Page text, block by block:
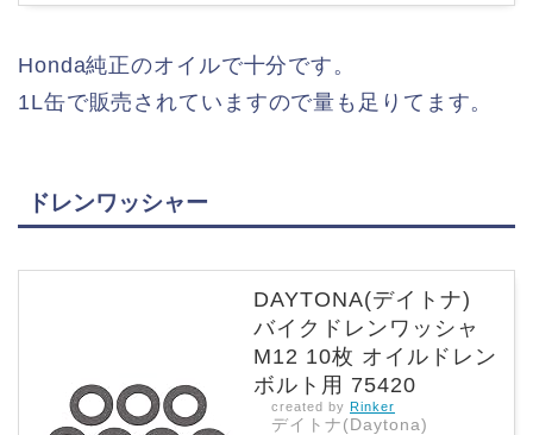
Honda純正のオイルで十分です。
1L缶で販売されていますので量も足りてます。
ドレンワッシャー
DAYTONA(デイトナ)
バイクドレンワッシャ
M12 10枚 オイルドレン
ボルト用 75420
created by Rinker
デイトナ(Daytona)